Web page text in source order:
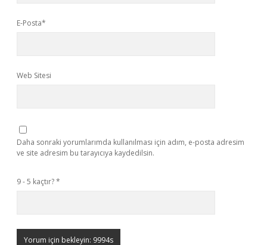
E-Posta*
Web Sitesi
Daha sonraki yorumlarımda kullanılması için adım, e-posta adresim
ve site adresim bu tarayıcıya kaydedilsin.
9 - 5 kaçtır?*